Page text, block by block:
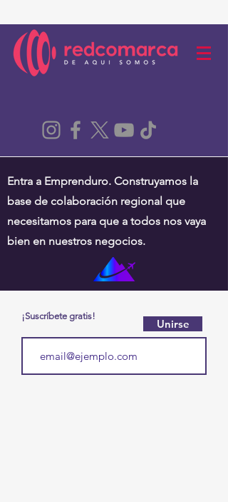
Entra a Emprenduro. Construyamos la
base de colaboración regional que
necesitamos para que a todos nos vaya
bien en nuestros negocios.
¡Suscríbete gratis!
Unirse